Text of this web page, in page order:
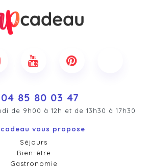
04 85 80 03 47
de 9h00 à 12h et de 13h30 à 17h30
vous propose
Séjours
Bien-être
Gastronomie